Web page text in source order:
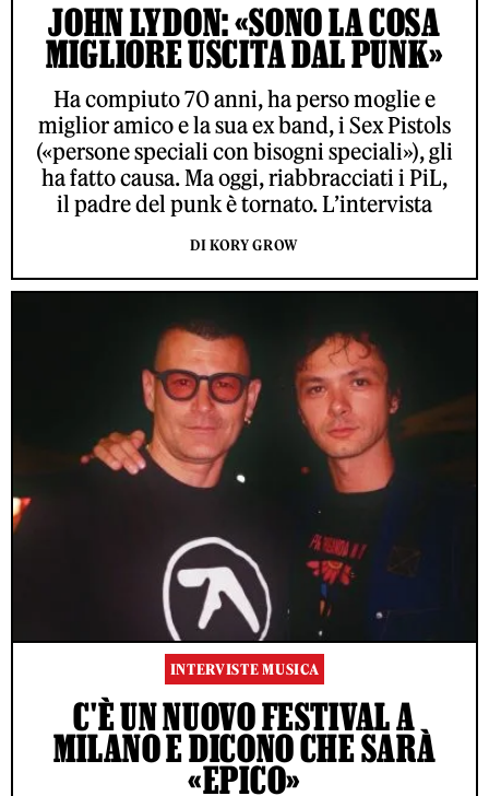
JOHN LYDON: «SONO LA COSA
MIGLIORE USCITA DAL PUNK»
Ha compiuto 70 anni, ha perso moglie e
miglior amico e la sua ex band, i Sex Pistols
(«persone speciali con bisogni speciali»), gli
ha fatto causa. Ma oggi, riabbracciati i PiL,
il padre del punk è tornato. L’intervista
DI KORY GROW
INTERVISTE MUSICA
C'È UN NUOVO FESTIVAL A
MILANO E DICONO CHE SARÀ
«EPICO»